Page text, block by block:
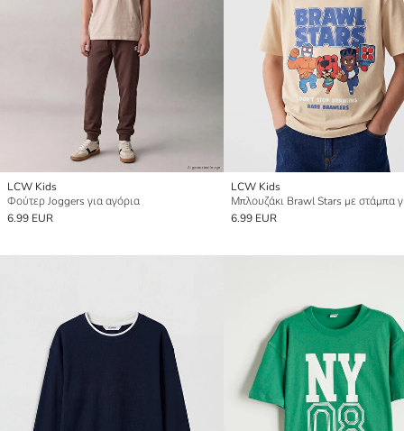
LCW Kids
Φούτερ Joggers για αγόρια
6.99 EUR
LCW Kids
6.99 EUR